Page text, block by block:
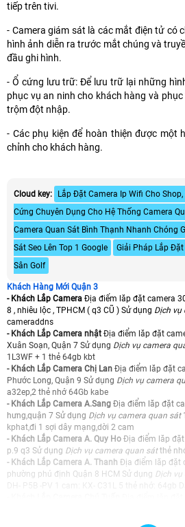
tiếp trên tivi.
- Camera giám sát là các mắt điện tử có
hình ảnh diễn ra trước mắt chúng và
đầu ghi hình.
- Ổ cứng lưu trữ: Để lưu trữ lại những
phục vụ an ninh cho khách hàng và
trộm đột nhập.
- Các phụ kiện để hoàn thiện được một
chỉnh cho khách hàng.
Cloud key: Lắp Đặt Camera Ip Wifi Cho
Cứng Chuyên Dụng Cho Hệ Thống Camera
Camera Quan Sát Bình Thạnh Nhanh Chóng
Sát Seo Lên Top 1 Google
Giải Pháp Lắp
Sân Golf
Khách Hàng Mới Quận 3
- Khách Lắp Camera Địa điểm lăp đặt camera
8 , nhiêu lộc , TPHCM ( q3 CŨ ) Sử dụng Dịch vụ
cameraddns
- Khách Lắp Camera nhật Địa điểm lăp đặt
Xuân Soạn, Quận 7 Sử dụng Dịch vụ camera
1L3WF + 1 thẻ 64gb kbt
- Khách Lắp Camera Chị Lan Địa điểm lăp đặt
Phước Long, Quận 9 Sử dụng Dịch vụ camera
a32ep,2 thẻ nhớ 64Gb kabe
- Khách Lắp Camera A.Sang Địa điểm lăp đặt
hưng,quận 7 Sử dụng Dịch vụ camera quan sát
kphat,đi 1 sợi dây mạng,dời 2 cam
- Khách Lắp Camera A. Quy Ho Địa điểm lăp
p.9 q3 Sử dụng Dịch vụ camera quan sátthẻ
- Khách Lắp Camera A. Thanh Địa điểm lăp đặt
phường phú định Quận 8 HCM Sử dụng Dịch